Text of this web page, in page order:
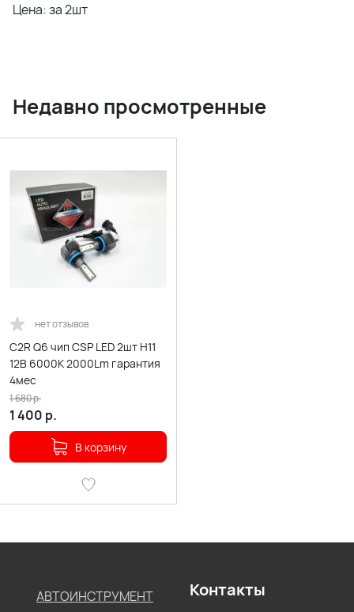
Цена: за 2шт
Недавно просмотренные
нет отзывов
C2R Q6 чип CSP LED 2шт H11
12В 6000К 2000Lm гарантия
4мес
1 400 р.
1 680р.
В корзину
АВТОИНСТРУМЕНТ
Контакты